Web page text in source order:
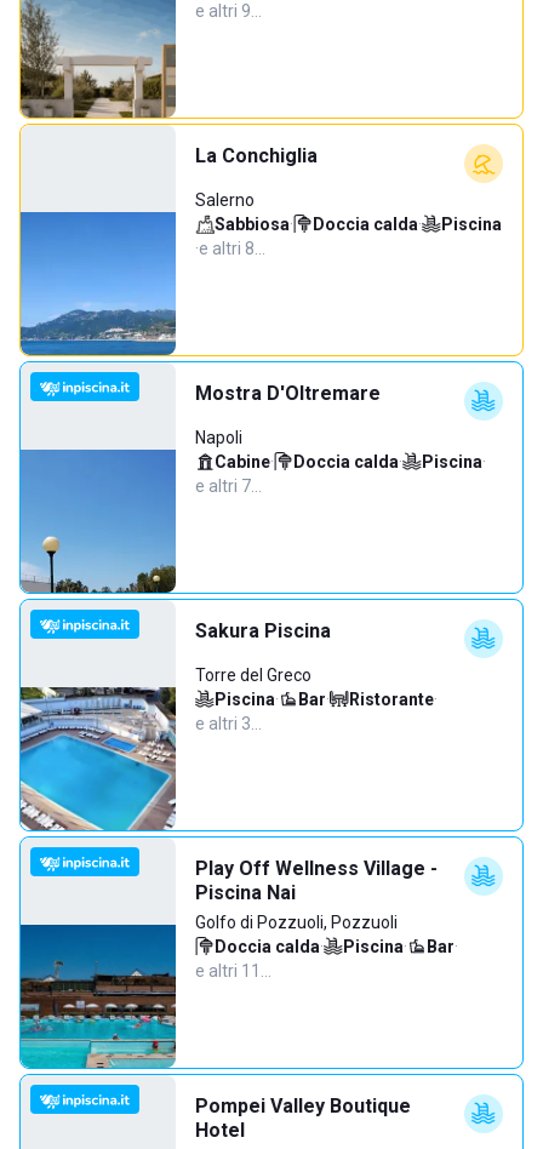
e altri 9…
La Conchiglia
Salerno
Sabbiosa· Doccia calda·
Piscina
·e altri 8…
Mostra D'Oltremare
Napoli
Cabine· Doccia calda· Piscina·
e altri 7…
Sakura Piscina
Torre del Greco
Piscina· Bar· Ristorante·
e altri 3…
Play Off Wellness Village -
Piscina Nai
Golfo di Pozzuoli, Pozzuoli
Doccia calda· Piscina· Bar·
e altri 11…
Pompei Valley Boutique
Hotel